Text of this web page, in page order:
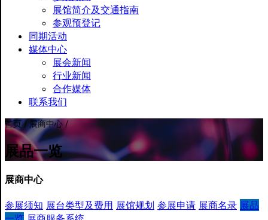
展馆简介及交通指南
参观预登记
同期活动
媒体中心
展会新闻
行业新闻
合作媒体
联系我们
首页 / 展商中心 /
展品一览
展商中心
参展须知 展台类型及费用 展馆规划 参展申请 展商名录 展品